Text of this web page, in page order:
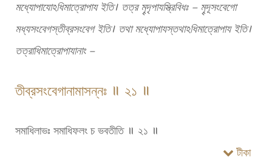
মধ্যোপাযোঽধিমাত্রোপায ইতি। তত্র মৄদৃপাযস্ত্রিবিধঃ – মৄদূসংবেগো
মধ্যসংবেগস্তীব্রসংবেগ ইতি। তথা মধ্যোপাযস্তথাঽধিমাত্রোপায ইতি।
তত্রাধিমাত্রোপাযানাং –
তীব্রসংবেগানামাসন্নঃ ॥ ২১ ॥
সমাধিলাভঃ সমাধিফলং চ ভবতীতি ॥ ২১ ॥
টীকা